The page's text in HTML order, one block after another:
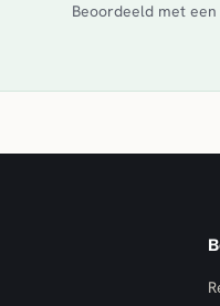
Beoordeeld met een